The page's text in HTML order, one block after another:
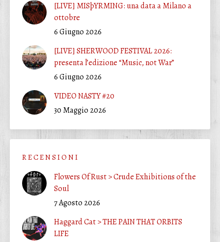
[LIVE] MISþYRMING: una data a Milano a
ottobre
6 Giugno 2026
[LIVE] SHERWOOD FESTIVAL 2026:
presenta l’edizione “Music, not War”
6 Giugno 2026
VIDEO NASTY #20
30 Maggio 2026
R E C E N S I O N I
Flowers Of Rust > Crude Exhibitions of the
Soul
7 Agosto 2026
Haggard Cat > THE PAIN THAT ORBITS
LIFE